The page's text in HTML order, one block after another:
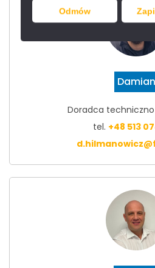
Odmów
Damian
Doradca
tel. +48 513